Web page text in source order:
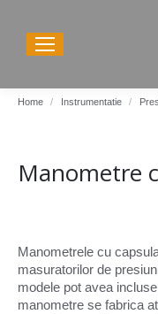
You are here:
Home Instrumentatie
Manometre
Manometrele cu
masuratorilor de
modele pot avea
manometre se fabrica